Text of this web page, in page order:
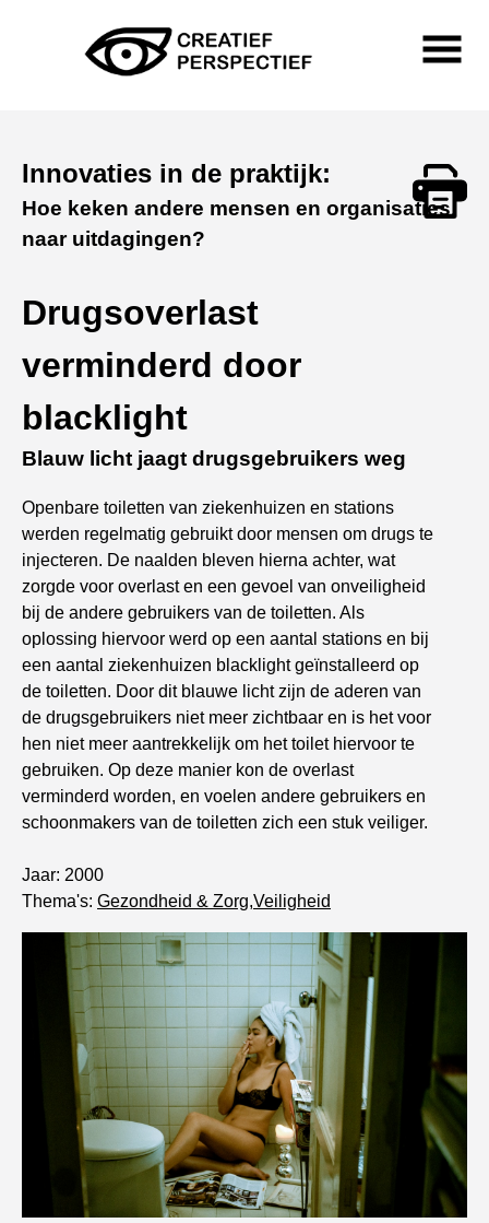
Innovaties in de praktijk:
Hoe keken andere mensen en organisaties
naar uitdagingen?
Drugsoverlast
verminderd door
blacklight
Blauw licht jaagt drugsgebruikers weg
Openbare toiletten van ziekenhuizen en stations
werden regelmatig gebruikt door mensen om drugs te
injecteren. De naalden bleven hierna achter, wat
zorgde voor overlast en een gevoel van onveiligheid
bij de andere gebruikers van de toiletten. Als
oplossing hiervoor werd op een aantal stations en bij
een aantal ziekenhuizen blacklight geïnstalleerd op
de toiletten. Door dit blauwe licht zijn de aderen van
de drugsgebruikers niet meer zichtbaar en is het voor
hen niet meer aantrekkelijk om het toilet hiervoor te
gebruiken. Op deze manier kon de overlast
verminderd worden, en voelen andere gebruikers en
schoonmakers van de toiletten zich een stuk veiliger.
Jaar: 2000
Thema's: Gezondheid & Zorg,Veiligheid